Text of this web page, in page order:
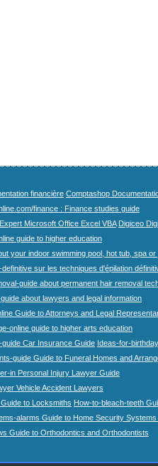
financière Comptashop
finance : Finance studies guide
Microsoft Office Excel VBA Digiceo
guide to higher education
your indoor swimming pool, hot tub, spa
definitive sur les techniques d'épilation
guide about permanent hair removal
about lawyers and legal information
Guide to Attorneys and Legal
online guide to higher arts education
Car Insurance Guide Ideas-for-
guide Guide to Funeral Homes and
in Personal Injury Lawyer Guide
Vehicle Accident Lawyers
to Locksmiths How-to-bleach-teeth
alarms Guide to Home Security Systems
Guide to Orthodontics and Orthodontists